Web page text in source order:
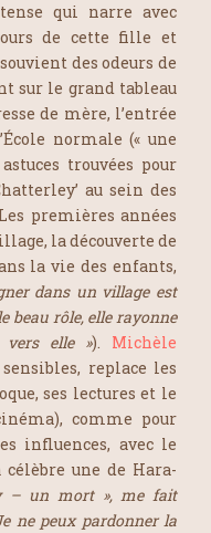
qui narre avec
de cette fille et
des odeurs de
sur le grand tableau
de mère, l’entrée
normale (« une
trouvées pour
’ au sein des
premières années
la découverte de
la vie des enfants,
dans un village est
beau rôle, elle rayonne
vers elle »). Michèle
replace les
ses lectures et le
comme pour
influences, avec le
célèbre une de Hara-
– un mort », me fait
ne peux pardonner la